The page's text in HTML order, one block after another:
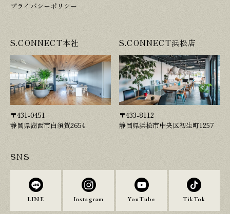
プライバシーポリシー
S.CONNECT本社
〒431-0451
静岡県湖西市白須賀2654
S.CONNECT浜松店
〒433-8112
静岡県浜松市中央区初生町1257
SNS
LINE Instagram YouTube TikTok